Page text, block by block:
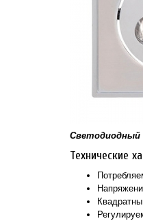
Светодиодный
Технические